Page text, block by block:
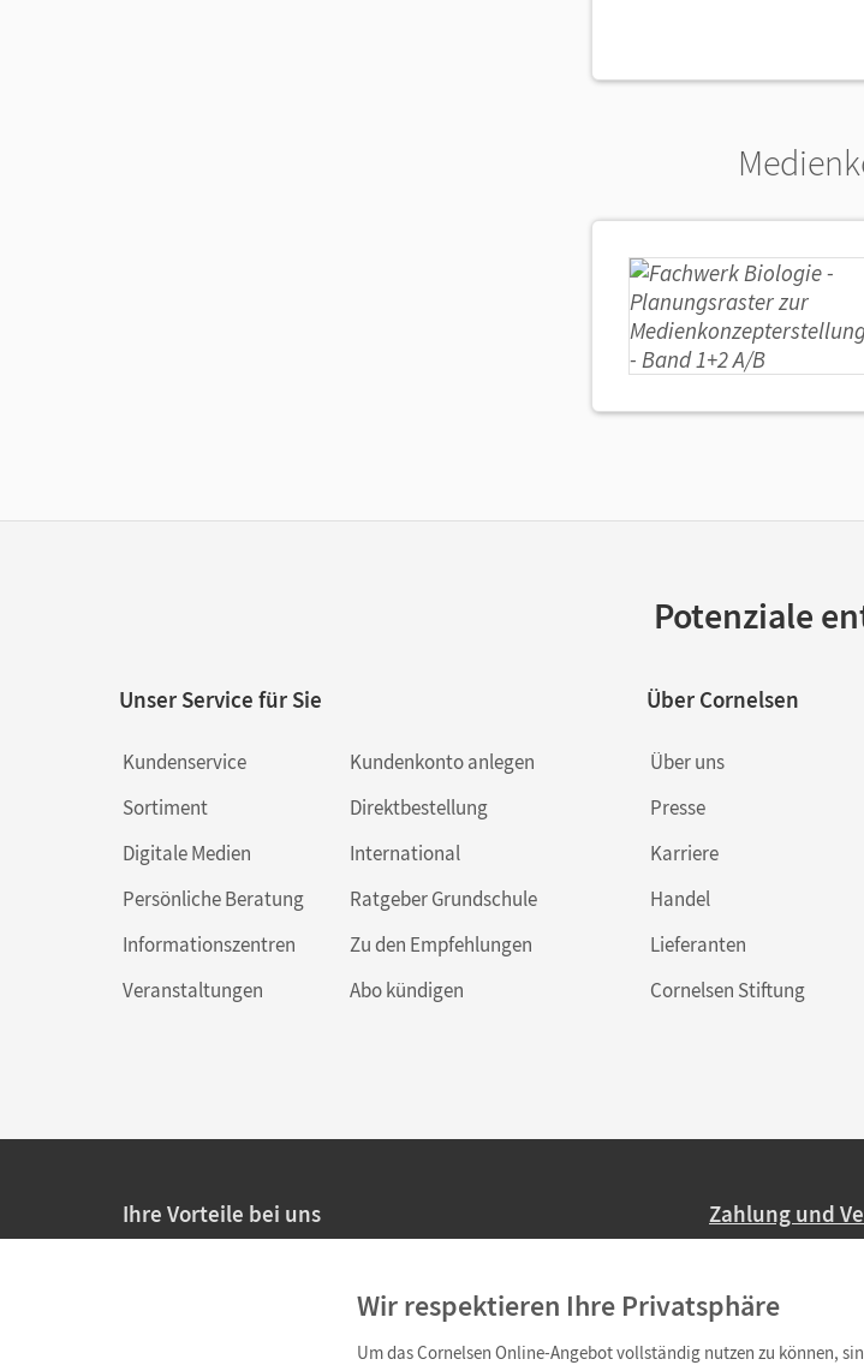
Potenziale
Unser Service für Sie
Kundenservice
Sortiment
Digitale Medien
Persönliche Beratung
Informationszentren
Veranstaltungen
Kundenkonto anlegen
Direktbestellung
International
Ratgeber Grundschule
Zu den Empfehlungen
Abo kündigen
Über Cornelsen
Über uns
Presse
Karriere
Handel
Lieferanten
Cornelsen Stiftung
Ihre Vorteile bei uns
Persönliche Angebote für Lehrkräfte
Zahlung und
Ab 59,– EUR
(Lieferung in
Wir respektieren Ihre Privatsphäre
Um das Cornelsen Online-Angebot vollständig nutzen zu können,